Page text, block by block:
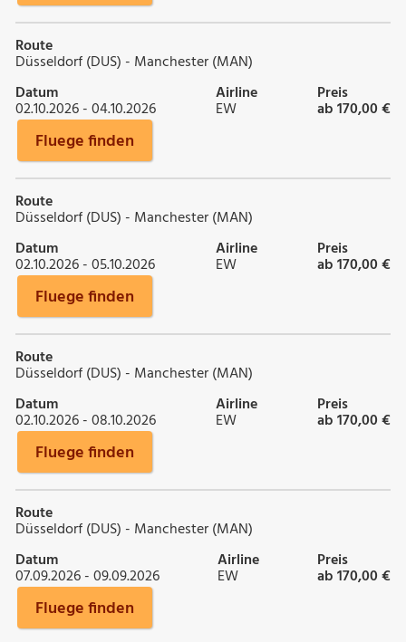
Route
Düsseldorf (DUS) - Manchester (MAN)
Datum
02.10.2026 - 04.10.2026
Airline
EW
Preis
ab 170,00 €
Fluege finden
Route
Düsseldorf (DUS) - Manchester (MAN)
Datum
02.10.2026 - 05.10.2026
Airline
EW
Preis
ab 170,00 €
Fluege finden
Route
Düsseldorf (DUS) - Manchester (MAN)
Datum
02.10.2026 - 08.10.2026
Airline
EW
Preis
ab 170,00 €
Fluege finden
Route
Düsseldorf (DUS) - Manchester (MAN)
Datum
07.09.2026 - 09.09.2026
Airline
EW
Preis
ab 170,00 €
Fluege finden